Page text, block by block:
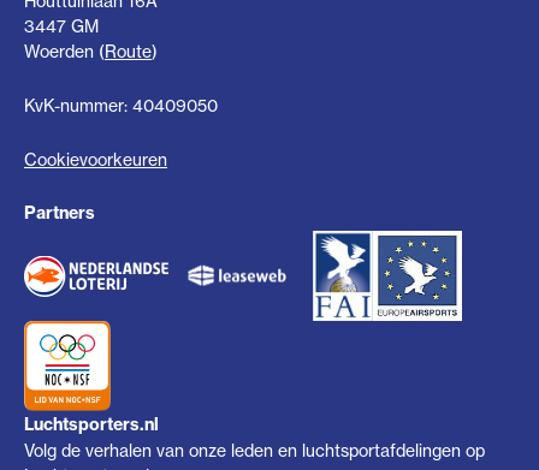
3447 GM
Woerden (Route)
KvK-nummer: 40409050
Cookievoorkeuren
Partners
Luchtsporters.nl
Volg de verhalen van onze leden en luchtsportafdelingen op